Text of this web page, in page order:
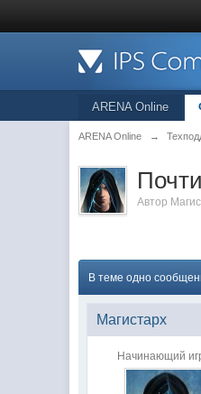
ARENA Online
ARENA Online →
Автор
В теме одно
Магистарх
Начинающий